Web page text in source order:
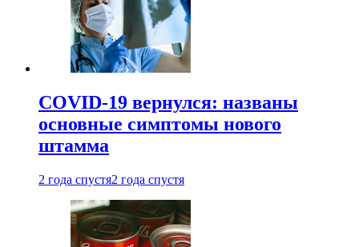
COVID-19 вернулся: названы
основные симптомы нового
штамма
2 года спустя2 года спустя